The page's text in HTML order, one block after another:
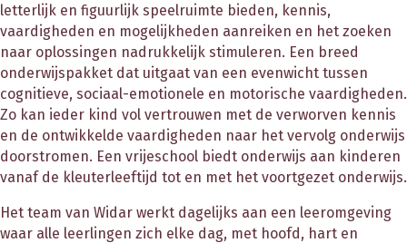
letterlijk en figuurlijk speelruimte bieden, kennis,
vaardigheden en mogelijkheden aanreiken en het zoeken
naar oplossingen nadrukkelijk stimuleren. Een breed
onderwijspakket dat uitgaat van een evenwicht tussen
cognitieve, sociaal-emotionele en motorische vaardigheden.
Zo kan ieder kind vol vertrouwen met de verworven kennis
en de ontwikkelde vaardigheden naar het vervolg onderwijs
doorstromen. Een vrijeschool biedt onderwijs aan kinderen
vanaf de kleuterleeftijd tot en met het voortgezet onderwijs.
Het team van Widar werkt dagelijks aan een leeromgeving
waar alle leerlingen zich elke dag, met hoofd, hart en